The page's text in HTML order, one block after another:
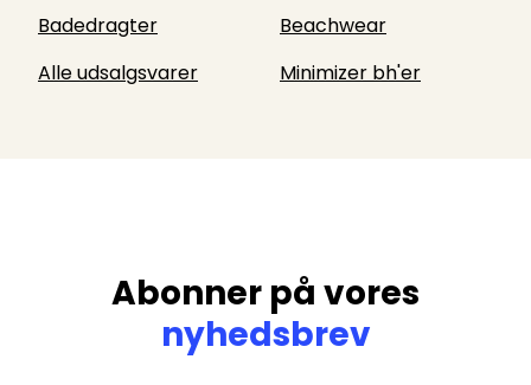
Badedragter
Beachwear
Alle udsalgsvarer
Minimizer bh'er
Abonner på vores
nyhedsbrev